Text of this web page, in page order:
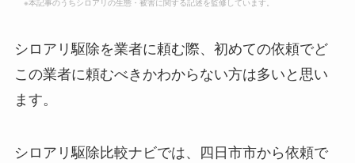
シロアリ駆除を業者に頼む際、初めての依頼でど
この業者に頼むべきかわからない方は多いと思い
ます。
シロアリ駆除比較ナビでは、四日市市から依頼で